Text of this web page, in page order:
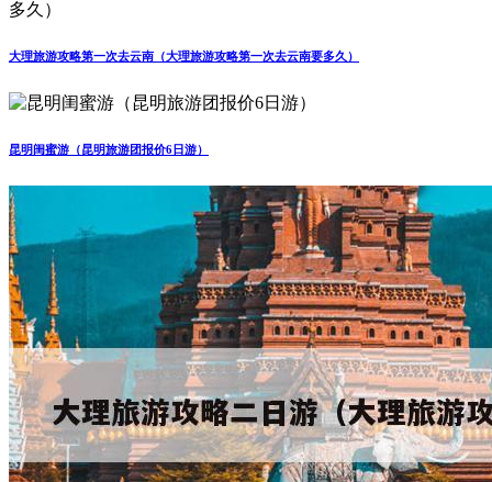
大理旅游攻略第一次去云南（大理旅游攻略第一次去云南要多久）
昆明闺蜜游（昆明旅游团报价6日游）